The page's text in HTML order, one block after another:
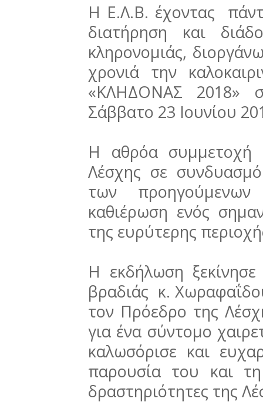
Η Ε.Λ.Β. έχοντας
διατήρηση και
κληρονομιάς,
χρονιά την
«ΚΛΗΔΟΝΑΣ 2018»
Σάββατο 23 Ιουνίου
Η αθρόα συμμετοχή
Λέσχης σε
των
καθιέρωση ενός
της ευρύτερης
Η εκδήλωση
βραδιάς κ.
τον Πρόεδρο της
για ένα σύντομο
καλωσόρισε και
παρουσία του και
δραστηριότητες της